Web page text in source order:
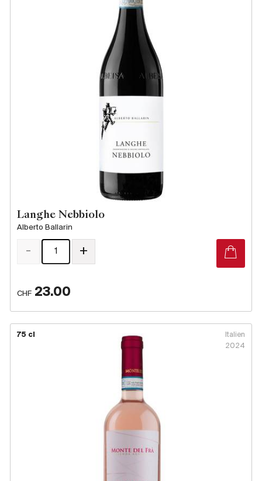
Langhe Nebbiolo
Alberto Ballarin
CHF 23.00
- +
75 cl
Italien
2024